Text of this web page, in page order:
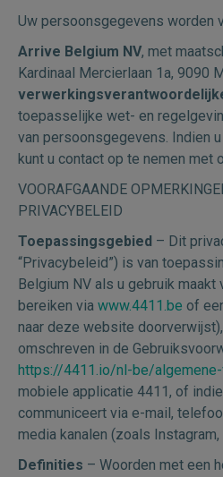
Uw persoonsgegevens worden
Arrive Belgium NV, met
Kardinaal Mercierlaan 1a, 9090
toepasselijke wet- en
van persoonsgegevens. Indien
kunt u contact op te nemen met
VOORAFGAANDE
PRIVACYBELEID
Toepassingsgebied – Dit
“Privacybeleid”) is van
Belgium NV als u gebruik
bereiken via www.4411.be of
naar deze website
omschreven in de
https://4411.io/nl-be/algemene-
mobiele applicatie 4411, of
communiceert via e-mail,
media kanalen (zoals
Definities – Woorden met een